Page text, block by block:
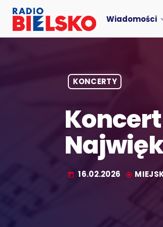
Wiadomości
KONCERTY
today 16.02.2026 my_location